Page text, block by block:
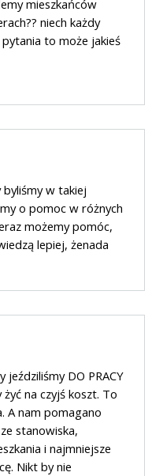
mieszkańców
niech każdy
to może jakieś
byliśmy w takiej
o pomoc w różnych
możemy pomóc,
lepiej, żenada
jeździliśmy DO PRACY
na czyjś koszt. To
A nam pomagano
stanowiska,
i najmniejsze
Nikt by nie